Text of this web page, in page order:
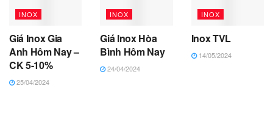
INOX
Giá Inox Gia
Anh Hôm Nay –
CK 5-10%
25/04/2024
INOX
Giá Inox Hòa
Bình Hôm Nay
24/04/2024
INOX
Inox TVL
14/05/2024